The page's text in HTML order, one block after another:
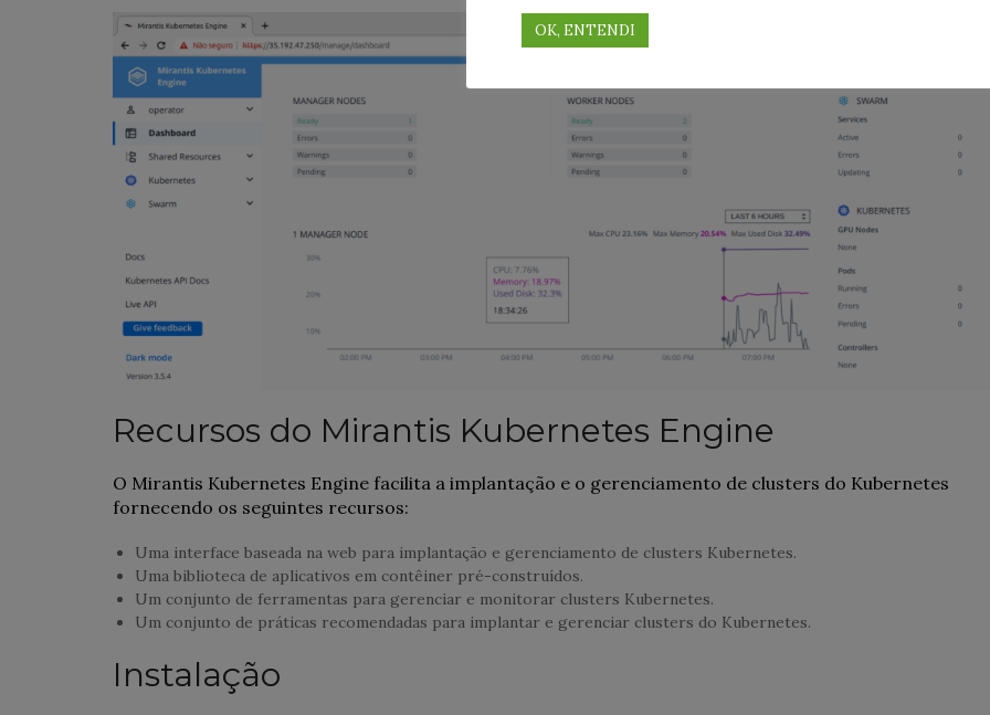
Recursos do Mirantis Kubernetes Engine
O Mirantis Kubernetes Engine facilita a implantação e o gerenciamento de clusters do Kubernetes
fornecendo os seguintes recursos:
Uma interface baseada na web para implantação e gerenciamento de clusters Kubernetes.
Uma biblioteca de aplicativos em contêiner pré-construídos.
Um conjunto de ferramentas para gerenciar e monitorar clusters Kubernetes.
Um conjunto de práticas recomendadas para implantar e gerenciar clusters do Kubernetes.
Instalação
OK, ENTENDI